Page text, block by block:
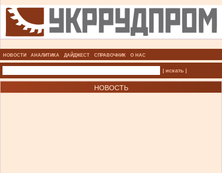
НОВОСТИ АНАЛИТИКА ДАЙДЖЕСТ СПРАВОЧНИК О НАС
| искать |
НОВОСТЬ